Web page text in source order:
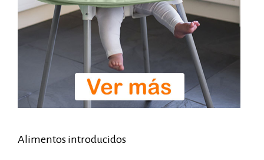
Alimentos introducidos